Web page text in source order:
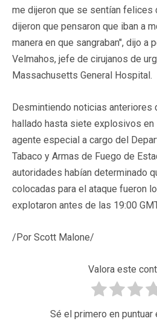
me dijeron que se sentían felices
dijeron que pensaron que iban a
manera en que sangraban", dijo a
Velmahos, jefe de cirujanos de
Massachusetts General Hospital.
Desmintiendo noticias anteriores
hallado hasta siete explosivos en
agente especial a cargo del
Tabaco y Armas de Fuego de
autoridades habían determinado
colocadas para el ataque fueron
explotaron antes de las 19:00
/Por Scott Malone/
Valora este
Sé el primero en puntuar